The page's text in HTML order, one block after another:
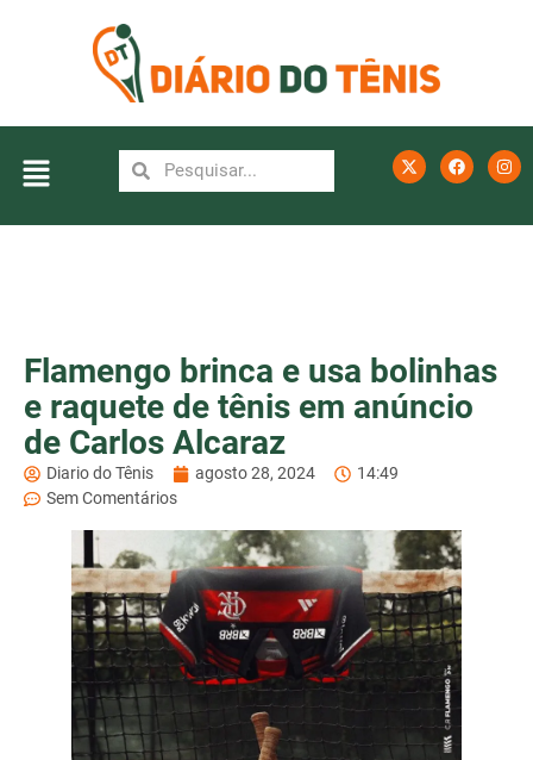
Flamengo brinca e usa bolinhas
e raquete de tênis em anúncio
de Carlos Alcaraz
Diario do Tênis agosto 28, 2024
14:49
Sem Comentários